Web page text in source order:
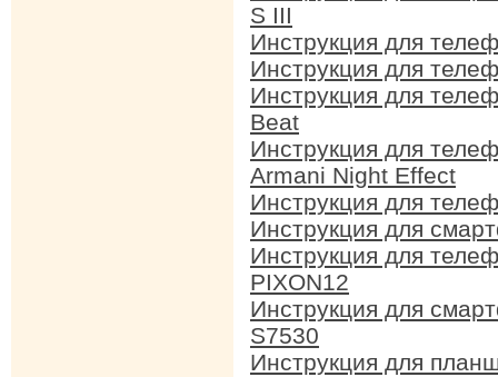
S III
Инструкция для
Инструкция для
Инструкция для
Beat
Инструкция для
Armani Night Effect
Инструкция для
Инструкция для
Инструкция для
PIXON12
Инструкция для
S7530
Инструкция для